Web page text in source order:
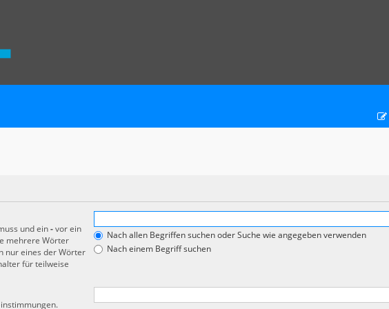
und ein-vor ein
mehrere Wörter
nur eines der Wörter
für teilweise
Nach allen Begriffen suchen oder Suche wie angegeben verwenden
Nach einem Begriff suchen